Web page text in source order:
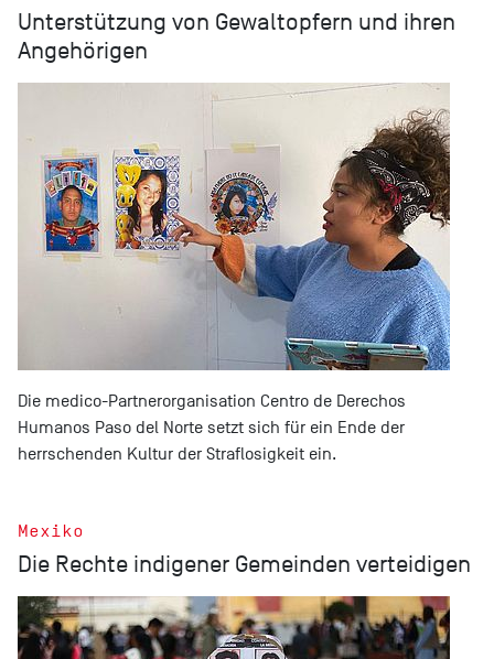
Unterstützung von Gewaltopfern und ihren
Angehörigen
Die medico-Partnerorganisation Centro de Derechos
Humanos Paso del Norte setzt sich für ein Ende der
herrschenden Kultur der Straflosigkeit ein.
Mexiko
Die Rechte indigener Gemeinden verteidigen